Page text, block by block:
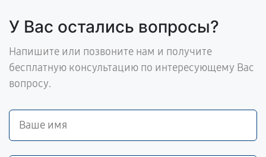
У Вас остались вопросы?
Напишите или позвоните нам и получите
бесплатную консультацию по интересующему Вас
вопросу.